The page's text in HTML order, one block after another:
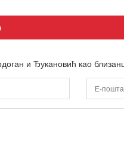
и Ђукановић као